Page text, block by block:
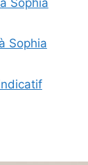
Sophia